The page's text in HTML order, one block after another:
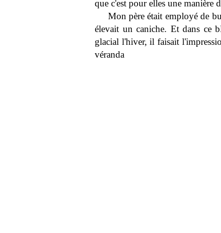
que c'est pour elles une manière
Mon père était employé de
élevait un caniche. Et dans
glacial l'hiver, il faisait
véranda